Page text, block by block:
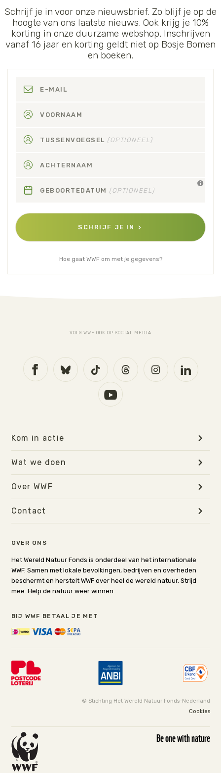
Schrijf je in voor onze nieuwsbrief. Zo blijf je op de
hoogte van ons laatste nieuws. Ook krijg je 10%
korting in onze duurzame webshop. Inschrijven
vanaf 16 jaar en korting geldt niet op Bosje Bomen
en boeken.
E-MAIL
VOORNAAM
TUSSENVOEGSEL (OPTIONEEL)
ACHTERNAAM
GEBOORTEDATUM (OPTIONEEL)
SCHRIJF JE IN
Hoe gaat WWF om met je gegevens?
VOLG WWF OOK OP SOCIAL MEDIA
OVER ONS
Het Wereld Natuur Fonds is onderdeel van het internationale
WWF. Samen met lokale bevolkingen, bedrijven en overheden
beschermt en herstelt WWF over heel de wereld natuur. Strijd
mee. Help de natuur weer winnen.
BIJ WWF BETAAL JE MET
Kom in actie
Wat we doen
Over WWF
Contact
© Stichting Het Wereld Natuur Fonds-Nederland
Cookies
Be one with nature